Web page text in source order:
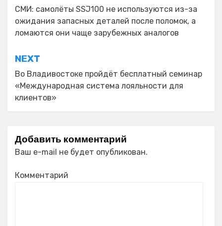
по
записям
СМИ: самолёты SSJ100 не используются из-за
ожидания запасных деталей после поломок, а
ломаются они чаще зарубежных аналогов
NEXT
Во Владивостоке пройдёт бесплатный семинар
«Международная система лояльности для
клиентов»
Добавить комментарий
Ваш e-mail не будет опубликован.
Комментарий